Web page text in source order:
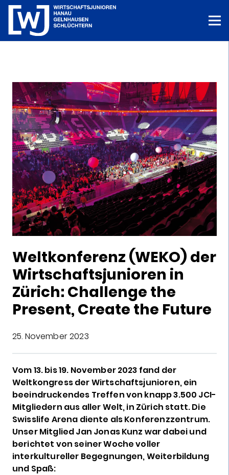
Weltkonferenz (WEKO) der
Wirtschaftsjunioren in
Zürich: Challenge the
Present, Create the Future
25. November 2023
Vom 13. bis 19. November 2023 fand der
Weltkongress der Wirtschaftsjunioren, ein
beeindruckendes Treffen von knapp 3.500 JCI-
Mitgliedern aus aller Welt, in Zürich statt. Die
Swisslife Arena diente als Konferenzzentrum.
Unser Mitglied Jan Jonas Kunz war dabei und
berichtet von seiner Woche voller
interkultureller Begegnungen, Weiterbildung
und Spaß: